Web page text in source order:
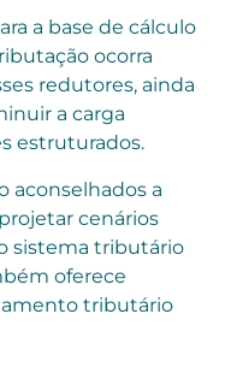
a base de cálculo
ocorra
redutores, ainda
a carga
estruturados.
aconselhados a
cenários
sistema tributário
oferece
tributário